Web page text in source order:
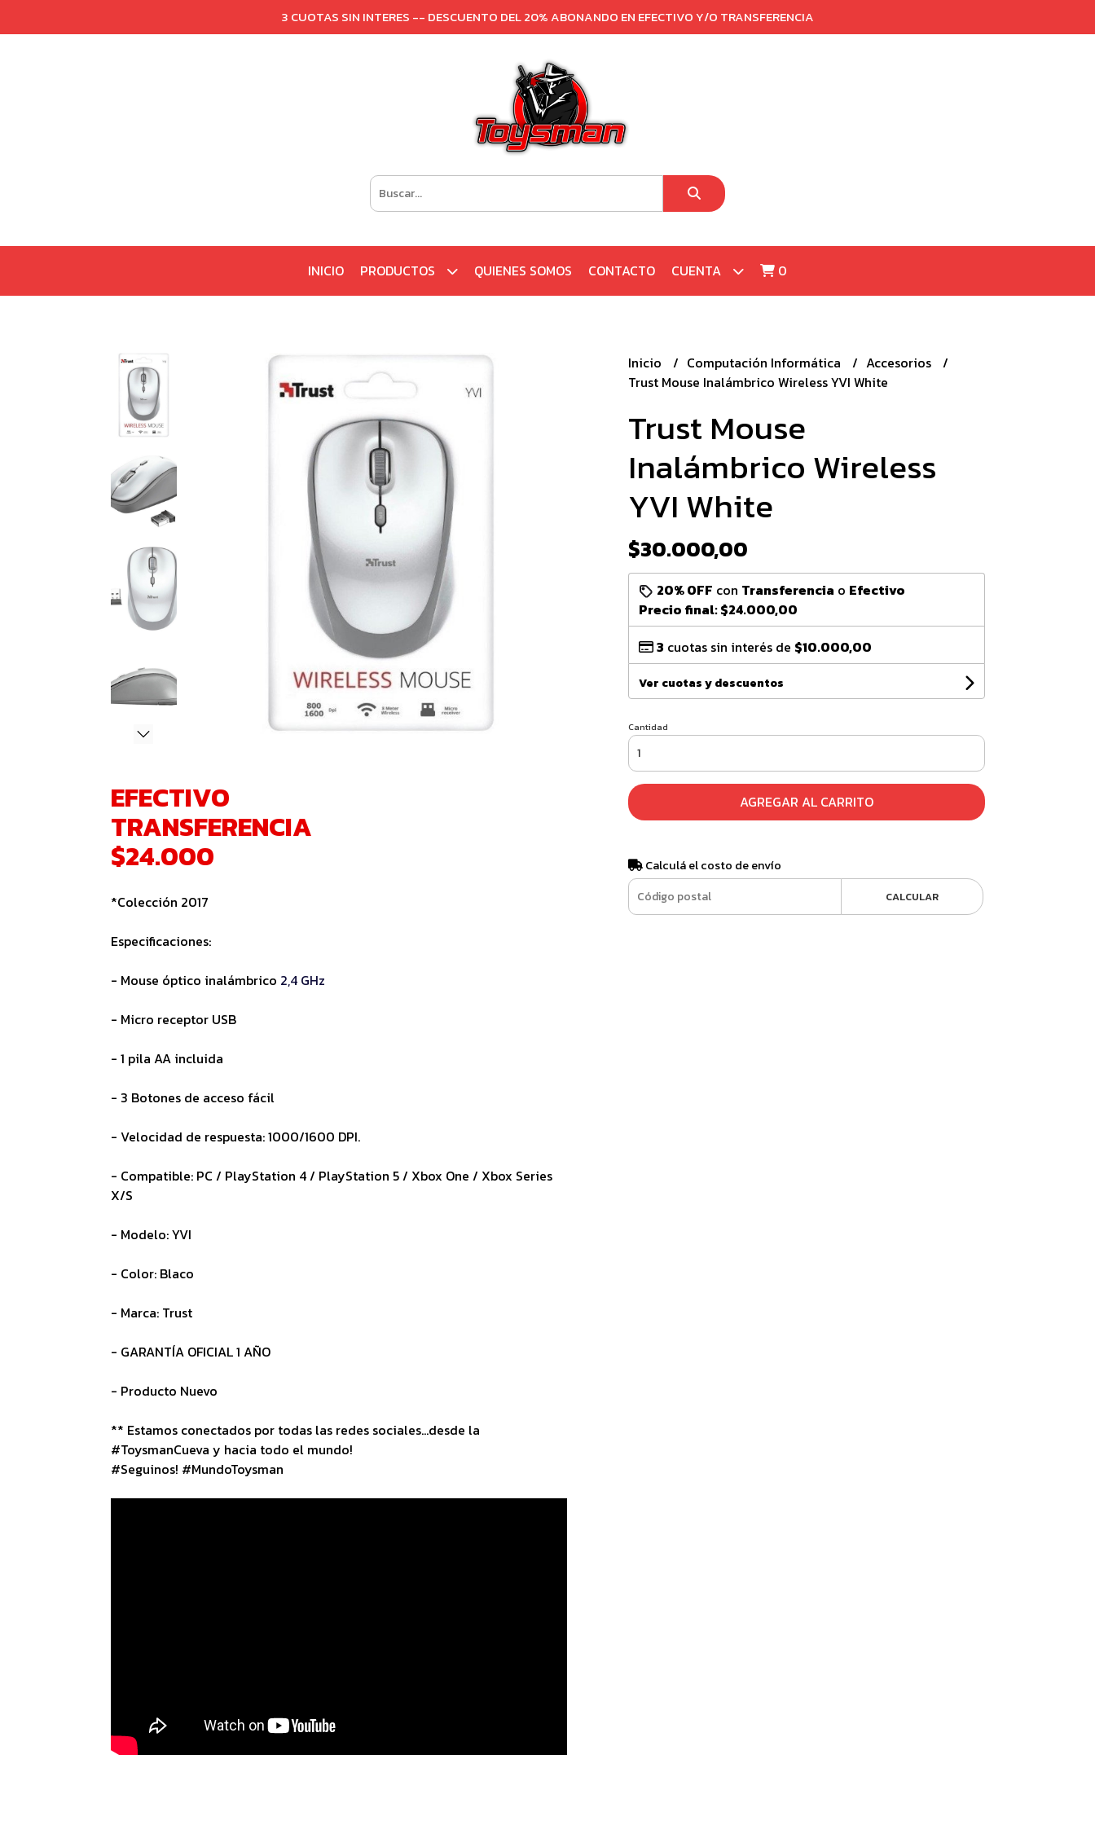
3 CUOTAS SIN INTERES -- DESCUENTO DEL 20% ABONANDO EN EFECTIVO Y/O TRANSFERENCIA
INICIO PRODUCTOS QUIENES SOMOS CONTACTO CUENTA 0
EFECTIVO
TRANSFERENCIA
$24.000
*Colección 2017
Especificaciones:
- Mouse óptico inalámbrico 2,4 GHz
- Micro receptor USB
- 1 pila AA incluida
- 3 Botones de acceso fácil
- Velocidad de respuesta: 1000/1600 DPI.
- Compatible: PC / PlayStation 4 / PlayStation 5 / Xbox One / Xbox Series
X/S
- Modelo: YVI
- Color: Blaco
- Marca: Trust
- GARANTÍA OFICIAL 1 AÑO
- Producto Nuevo
** Estamos conectados por todas las redes sociales...desde la
#ToysmanCueva y hacia todo el mundo!
#Seguinos! #MundoToysman
Inicio Computación Informática
Accesorios
Trust Mouse Inalámbrico Wireless YVI White
Trust Mouse
Inalámbrico Wireless
YVI White
$30.000,00
20% OFF con Transferencia o Efectivo
Precio final:$24.000,00
3 cuotas sin interés de $10.000,00
Ver cuotas y descuentos
Cantidad
AGREGAR AL CARRITO
Calculá el costo de envío
CALCULAR